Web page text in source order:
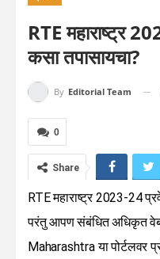
RTE महाराष्ट्र
कसा तपासायचा?
By Editorial Team
0
Share
RTE महाराष्ट्र 2023-24
परंतु आपण संबंधित अधिकृत
Maharashtra या पोर्टलवर